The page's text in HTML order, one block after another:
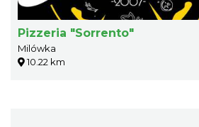
Pizzeria "Sorrento"
Milówka
10.22 km